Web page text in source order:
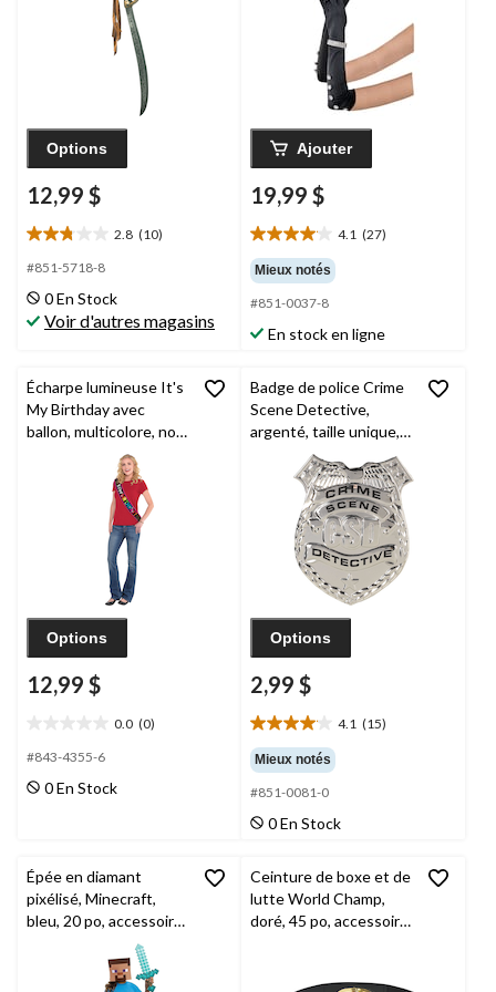
Options
12,99 $
2.8 (10)
2.8
étoile(s)
5.
10
#851-5718-8
0 En Stock
Voir d'autres magasins
unique, accessoire de
costume à porter pour
l'Halloween
Ajouter
19,99 $
4.1 (27)
4.1
étoile(s)
sur
5.
27
Mieux notés
#851-0037-8
En stock en ligne
Écharpe lumineuse It's
My Birthday avec
ballon, multicolore, noir,
accessoire portable
pour anniversaires
Options
12,99 $
0.0 (0)
étoile(s)
5.
#843-4355-6
0 En Stock
Badge de police Crime
Scene Detective,
argenté, taille unique,
accessoire de costume
à porter pour
l'Halloween
Options
2,99 $
4.1 (15)
4.1
étoile(s)
sur
5.
15
Mieux notés
#851-0081-0
0 En Stock
Épée en diamant
pixélisé, Minecraft,
bleu, 20 po, accessoire
de costume à porter
pour l'Halloween
Ceinture de boxe et de
lutte World Champ,
doré, 45 po, accessoire